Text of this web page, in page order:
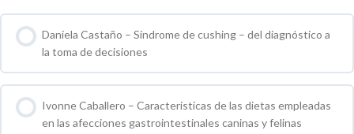
Daniela Castaño – Síndrome de cushing – del diagnóstico a
la toma de decisiones
0 % COMPLETO 0 / 0 pasos
Ivonne Caballero – Caracteristicas de las dietas empleadas
en las afecciones gastrointestinales caninas y felinas